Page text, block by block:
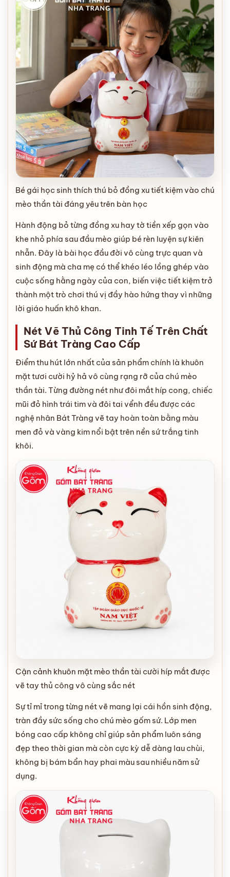
Bé gái học sinh thích thú bỏ đồng xu tiết kiệm vào chú
mèo thần tài đáng yêu trên bàn học
Hành động bỏ từng đồng xu hay tờ tiền xếp gọn vào
khe nhỏ phía sau đầu mèo giúp bé rèn luyện sự kiên
nhẫn. Đây là bài học đầu đời vô cùng trực quan và
sinh động mà cha mẹ có thể khéo léo lồng ghép vào
cuộc sống hằng ngày của con, biến việc tiết kiệm trở
thành một trò chơi thú vị đầy hào hứng thay vì những
lời giáo huấn khô khan.
Nét Vẽ Thủ Công Tinh Tế Trên Chất
Sứ Bát Tràng Cao Cấp
Điểm thu hút lớn nhất của sản phẩm chính là khuôn
mặt tươi cười hỷ hả vô cùng rạng rỡ của chú mèo
thần tài. Từng đường nét như đôi mắt híp cong, chiếc
mũi đỏ hình trái tim và đôi tai vểnh đều được các
nghệ nhân Bát Tràng vẽ tay hoàn toàn bằng màu
men đỏ và vàng kim nổi bật trên nền sứ trắng tinh
khôi.
Cận cảnh khuôn mặt mèo thần tài cười híp mắt được
vẽ tay thủ công vô cùng sắc nét
Sự tỉ mỉ trong từng nét vẽ mang lại cái hồn sinh động,
tràn đầy sức sống cho chú mèo gốm sứ. Lớp men
bóng cao cấp không chỉ giúp sản phẩm luôn sáng
đẹp theo thời gian mà còn cực kỳ dễ dàng lau chùi,
không bị bám bẩn hay phai màu sau nhiều năm sử
dụng.